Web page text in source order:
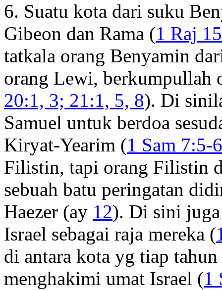
6. Suatu kota dari suku
Gibeon dan Rama (1 Raj
tatkala orang Benyamin
orang Lewi, berkumpullah
20:1, 3; 21:1, 5, 8). Di
Samuel untuk berdoa
Kiryat-Yearim (1 Sam 7:5-6
Filistin, tapi orang Filistin
sebuah batu peringatan
Haezer (ay 12). Di sini juga
Israel sebagai raja mereka (
di antara kota yg tiap
menghakimi umat Israel (1